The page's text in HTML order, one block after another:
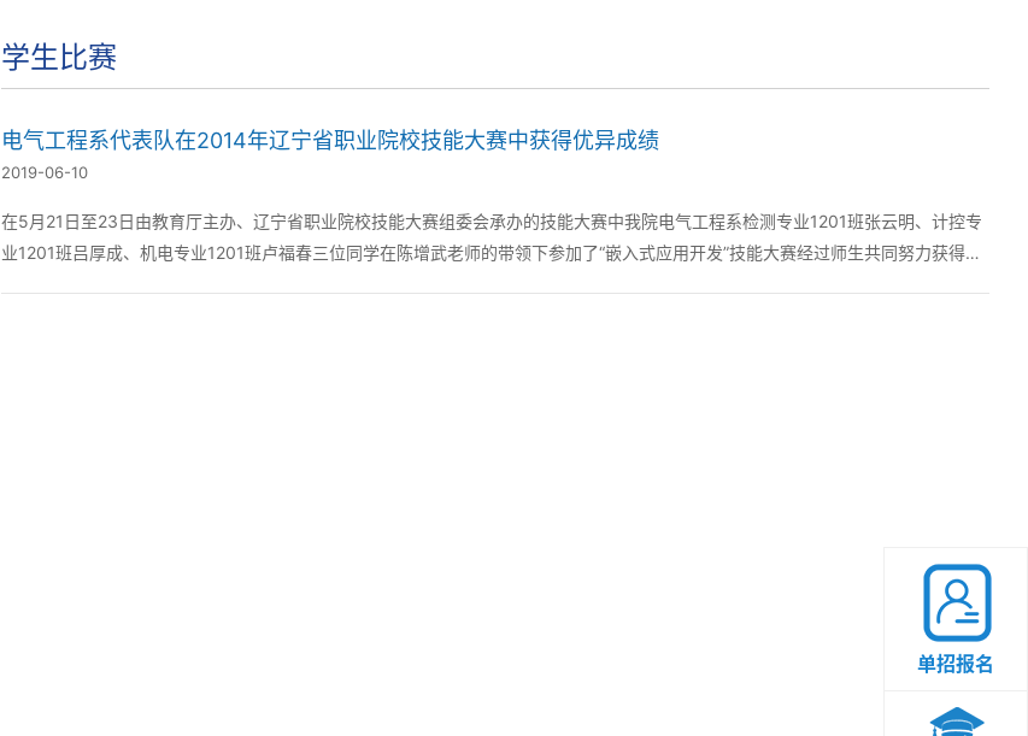
学生比赛
电气工程系代表队在2014年辽宁省职业院校技能大赛中获得优异成绩
2019-06-10
在5月21日至23日由教育厅主办、辽宁省职业院校技能大赛组委会承办的技能大赛中我院电气工程系检测专业1201班张云明、计控专
业1201班吕厚成、机电专业1201班卢福春三位同学在陈增武老师的带领下参加了“嵌入式应用开发”技能大赛经过师生共同努力获得省
单招报名